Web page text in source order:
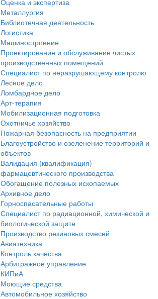
Металлургия
Библиотечная деятельность
Логистика
Машиностроение
Проектирование и обслуживание чистых
производственных помещений
Специалист по неразрушающему контролю
Лесное дело
Ломбардное дело
Арт-терапия
Мобилизационная подготовка
Охотничье хозяйство
Пожарная безопасность на предприятии
Благоустройство и озеленение территорий и
объектов
Валидация (квалификация)
фармацевтического производства
Обогащение полезных ископаемых
Архивное дело
Горноспасательные работы
Специалист по радиационной, химической и
биологической защите
Производство резиновых смесей
Авиатехника
Контроль качества
Арбитражное управление
КИПиА
Моющие средства
Автомобильное хозяйство